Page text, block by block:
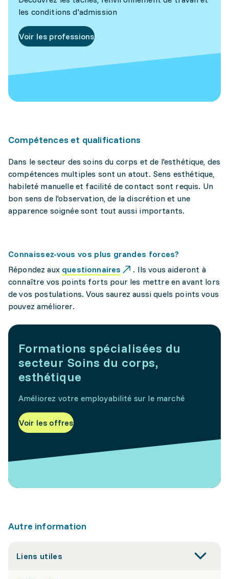
les conditions d'admission
Voir les professions
Compétences et qualifications
Dans le secteur des soins du corps et de l'esthétique, des
compétences multiples sont un atout. Sens esthétique,
habileté manuelle et facilité de contact sont requis. Un
bon sens de l'observation, de la discrétion et une
apparence soignée sont tout aussi importants.
Connaissez-vous vos plus grandes forces?
Répondez aux questionnaires
. Ils vous aideront à
connaître vos points forts pour les mettre en avant lors
de vos postulations. Vous saurez aussi quels points vous
pouvez améliorer.
Formations spécialisées du
secteur Soins du corps,
esthétique
Améliorez votre employabilité sur le marché
Voir les offres
Autre information
Liens utiles